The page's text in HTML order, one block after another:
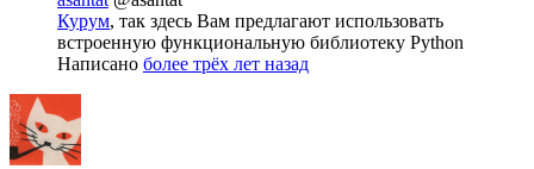
Курум, так здесь Вам предлагают использовать
встроенную функциональную библиотеку Python
Написано более трёх лет назад